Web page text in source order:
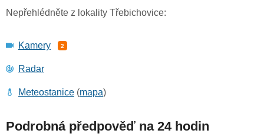
Nepřehlédněte z lokality Třebichovice:
Kamery 2
Radar
Meteostanice (mapa)
Podrobná předpověď na 24 hodin